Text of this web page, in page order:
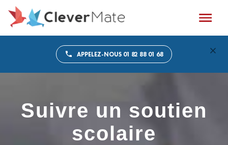
APPELEZ-NOUS 01 82 88 01 68
Suivre un soutien
scolaire